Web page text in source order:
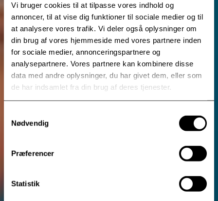
Vi bruger cookies til at tilpasse vores indhold og
annoncer, til at vise dig funktioner til sociale medier og til
at analysere vores trafik. Vi deler også oplysninger om
din brug af vores hjemmeside med vores partnere inden
for sociale medier, annonceringspartnere og
analysepartnere. Vores partnere kan kombinere disse
data med andre oplysninger, du har givet dem, eller som
de har indsamlet fra din brug af deres tjenester.
Nødvendig
Præferencer
Statistik